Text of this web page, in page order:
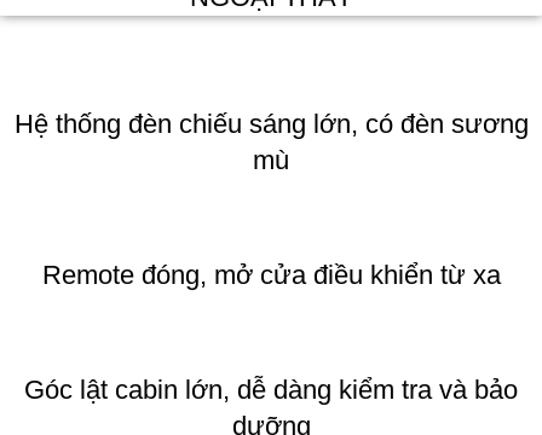
Hệ thống đèn chiếu sáng lớn, có đèn sương
mù
Remote đóng, mở cửa điều khiển từ xa
Góc lật cabin lớn, dễ dàng kiểm tra và bảo
dưỡng